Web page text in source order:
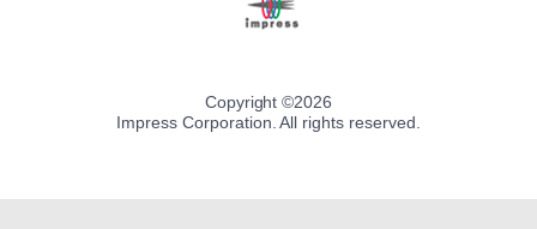
Copyright ©2026
Impress Corporation. All rights reserved.